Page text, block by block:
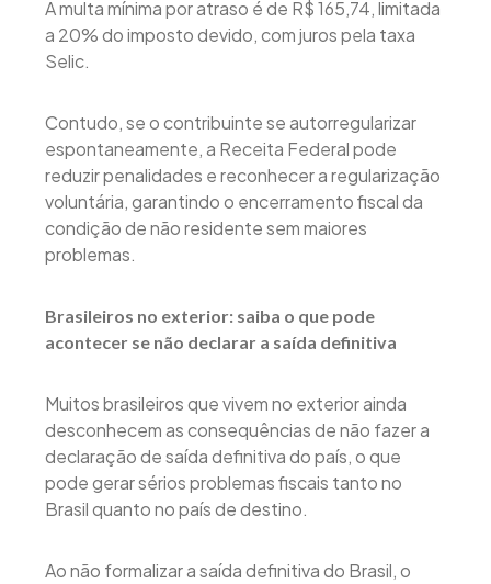
A multa mínima por atraso é de R$ 165,74, limitada
a 20% do imposto devido, com juros pela taxa
Selic.
Contudo, se o contribuinte se autorregularizar
espontaneamente, a Receita Federal pode
reduzir penalidades e reconhecer a regularização
voluntária, garantindo o encerramento fiscal da
condição de não residente sem maiores
problemas.
Brasileiros no exterior: saiba o que pode
acontecer se não declarar a saída definitiva
Muitos brasileiros que vivem no exterior ainda
desconhecem as consequências de não fazer a
declaração de saída definitiva do país, o que
pode gerar sérios problemas fiscais tanto no
Brasil quanto no país de destino.
Ao não formalizar a saída definitiva do Brasil, o